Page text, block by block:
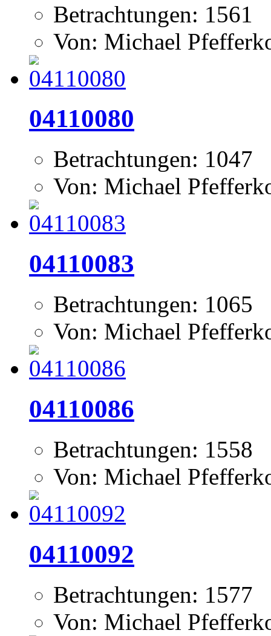
Betrachtungen: 1561
Von: Michael
04110080
Betrachtungen: 1047
Von: Michael
04110083
Betrachtungen: 1065
Von: Michael
04110086
Betrachtungen: 1558
Von: Michael
04110092
Betrachtungen: 1577
Von: Michael